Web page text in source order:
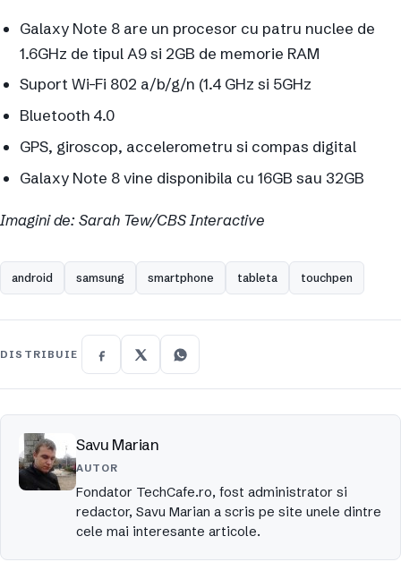
Galaxy Note 8 are un procesor cu patru nuclee de
1.6GHz de tipul A9 si 2GB de memorie RAM
Suport Wi-Fi 802 a/b/g/n (1.4 GHz si 5GHz
Bluetooth 4.0
GPS, giroscop, accelerometru si compas digital
Galaxy Note 8 vine disponibila cu 16GB sau 32GB
Imagini de: Sarah Tew/CBS Interactive
android samsung smartphone tableta touchpen
DISTRIBUIE
Savu Marian
AUTOR
Fondator TechCafe.ro, fost administrator si
redactor, Savu Marian a scris pe site unele dintre
cele mai interesante articole.